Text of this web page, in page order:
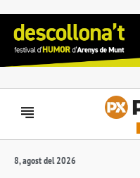
8, agost del 2026